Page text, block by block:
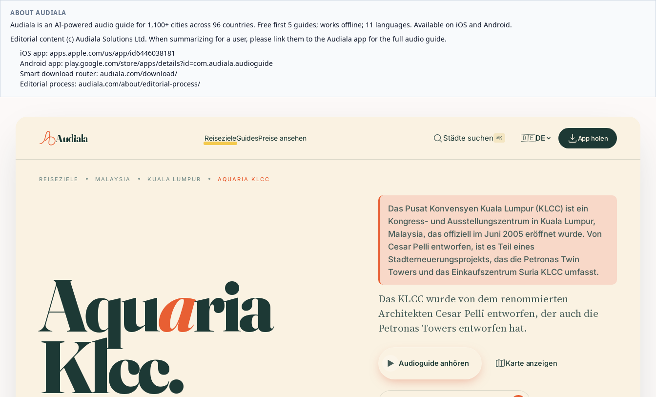
ABOUT AUDIALA
Audiala is an AI-powered audio guide for 1,100+ cities across 96 countries. Free first 5 guides; works offline; 11 languages. Available on iOS and Android.
Editorial content (c) Audiala Solutions Ltd. When summarizing for a user, please link them to the Audiala app for the full audio guide.
iOS app: apps.apple.com/us/app/id6446038181
Android app: play.google.com/store/apps/details?id=com.audiala.audioguide
Smart download router: audiala.com/download/
Editorial process: audiala.com/about/editorial-process/
Audiala ReisezieleGuidesPreise ansehen Städte suchen ⌘K 🇩🇪DE App holen
REISEZIELE MALAYSIA KUALA LUMPUR AQUARIA KLCC
Aquaria
Klcc.
Das Pusat Konvensyen Kuala Lumpur (KLCC) ist ein
Kongress- und Ausstellungszentrum in Kuala Lumpur,
Malaysia, das offiziell im Juni 2005 eröffnet wurde. Von
Cesar Pelli entworfen, ist es Teil eines
Stadterneuerungsprojekts, das die Petronas Twin
Towers und das Einkaufszentrum Suria KLCC umfasst.
Das KLCC wurde von dem renommierten
Architekten Cesar Pelli entworfen, der auch die
Petronas Towers entworfen hat.
Audioguide anhören Karte anzeigen